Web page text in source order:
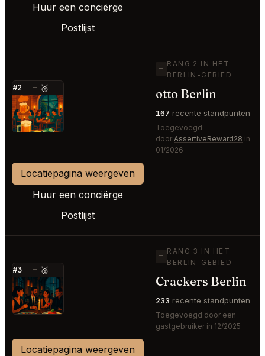
Huur een conciërge
Postlijst
#2 — 🥈
⭐
—
RANG 2 IN HET
BERLIN-GEBIED
otto Berlin
167 recente standpunten
Toegevoegd
door AssertiveReward28 in
01/2026
Locatiepagina weergeven
Huur een conciërge
Postlijst
#3 — 🥉
⭐
—
RANG 3 IN HET
BERLIN-GEBIED
Crackers Berlin
233 recente standpunten
Toegevoegd door een
gastgebruiker in 12/2025
Locatiepagina weergeven